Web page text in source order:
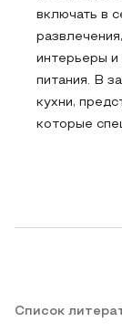
включать в
интерьеры
питания. В
кухни,
которые
Список